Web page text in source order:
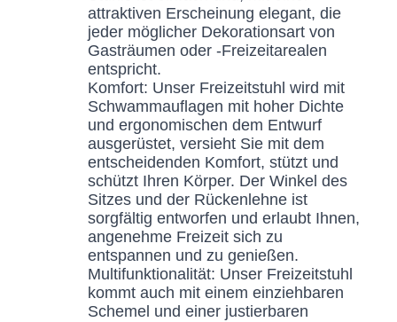
attraktiven Erscheinung elegant, die
jeder möglicher Dekorationsart von
Gasträumen oder -Freizeitarealen
entspricht.
Komfort: Unser Freizeitstuhl wird mit
Schwammauflagen mit hoher Dichte
und ergonomischen dem Entwurf
ausgerüstet, versieht Sie mit dem
entscheidenden Komfort, stützt und
schützt Ihren Körper. Der Winkel des
Sitzes und der Rückenlehne ist
sorgfältig entworfen und erlaubt Ihnen,
angenehme Freizeit sich zu
entspannen und zu genießen.
Multifunktionalität: Unser Freizeitstuhl
kommt auch mit einem einziehbaren
Schemel und einer justierbaren